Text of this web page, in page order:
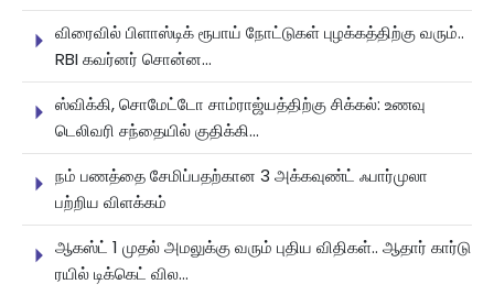
விரைவில் பிளாஸ்டிக் ரூபாய் நோட்டுகள் புழக்கத்திற்கு வரும்..
RBI கவர்னர் சொன்ன...
ஸ்விக்கி, சொமேட்டோ சாம்ராஜ்யத்திற்கு சிக்கல்: உணவு
டெலிவரி சந்தையில் குதிக்கி...
நம் பணத்தை சேமிப்பதற்கான 3 அக்கவுண்ட் ஃபார்முலா
பற்றிய விளக்கம்
ஆகஸ்ட் 1 முதல் அமலுக்கு வரும் புதிய விதிகள்.. ஆதார் கார்டு
ரயில் டிக்கெட் வில...